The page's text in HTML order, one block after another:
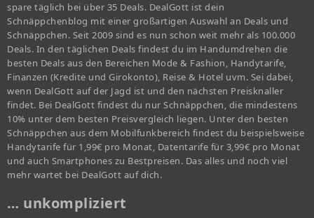
spare täglich bei über 35 Deals. DealGott ist dein
Schnäppchenblog mit einer großartigen Auswahl an Deals und
Schnäppchen. Seit 2009 sind es nun schon weit mehr als 100.000
Deals. In den täglichen Deals findest du im Handumdrehen die
besten Deals aus den Bereichen Mode & Fashion, Handytarife,
Finanzen (Kredite und Girokonto), Reise & Hotel uvm. Sei dabei,
wenn DealGott auf der Jagd ist und den nächsten Preisknaller
findet. Bei DealGott findest du nur Schnäppchen, die mindestens
10% unter dem besten Preisvergleich liegen. Unter den besten
Schnäppchen aus dem Mobilfunkbereich findest du beispielsweise
Handytarife für 1,99€ pro Monat, Datentarife für 3,99€ pro Monat
und auch Smartphones zu Bestpreisen. Das alles und noch viel
mehr wartet bei DealGott auf dich.
… unkompliziert